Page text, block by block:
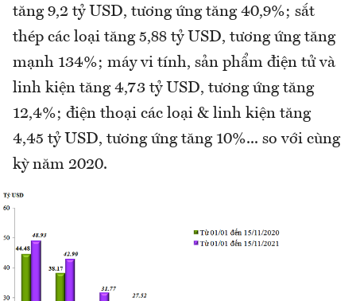
tăng 9,2 tỷ USD, tương ứng tăng 40,9%; sắt
thép các loại tăng 5,88 tỷ USD, tương ứng tăng
mạnh 134%; máy vi tính, sản phẩm điện tử và
linh kiện tăng 4,73 tỷ USD, tương ứng tăng
12,4%; điện thoại các loại & linh kiện tăng
4,45 tỷ USD, tương ứng tăng 10%... so với cùng
kỳ năm 2020.